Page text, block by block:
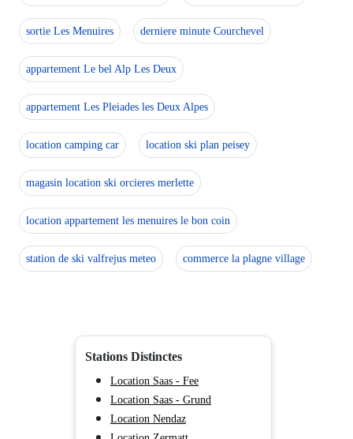
sortie Les Menuires derniere minute Courchevel
appartement Le bel Alp Les Deux
appartement Les Pleiades les Deux Alpes
location camping car location ski plan peisey
magasin location ski orcieres merlette
location appartement les menuires le bon coin
station de ski valfrejus meteo commerce la plagne village
Stations Distinctes
Location Saas - Fee
Location Saas - Grund
Location Nendaz